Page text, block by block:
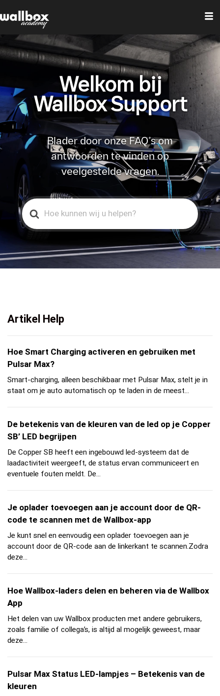
Welkom bij
Wallbox Support
Blader door onze FAQ’s om
antwoorden te vinden op
veelgestelde vragen.
Search
For
Artikel Help
Hoe Smart Charging activeren en gebruiken met
Pulsar Max?
Smart-charging, alleen beschikbaar met Pulsar Max, stelt je in
staat om je auto automatisch op te laden in de meest...
De betekenis van de kleuren van de led op je Copper
SB’ LED begrijpen
De Copper SB heeft een ingebouwd led-systeem dat de
laadactiviteit weergeeft, de status ervan communiceert en
eventuele fouten meldt. De...
Je oplader toevoegen aan je account door de QR-
code te scannen met de Wallbox-app
Je kunt snel en eenvoudig een oplader toevoegen aan je
account door de QR-code aan de linkerkant te scannen.Zodra
deze...
Hoe Wallbox-laders delen en beheren via de Wallbox
App
Het delen van uw Wallbox producten met andere gebruikers,
zoals familie of collega’s, is altijd al mogelijk geweest, maar
deze...
Pulsar Max Status LED-lampjes – Betekenis van de
kleuren